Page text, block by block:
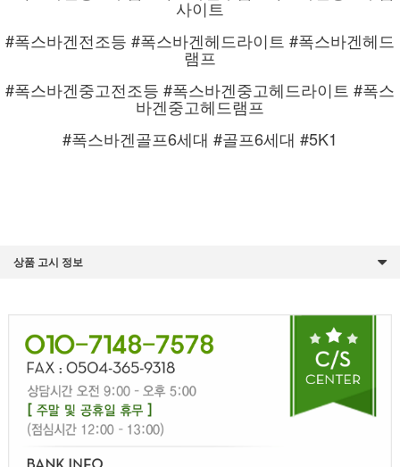
사이트
#폭스바겐전조등 #폭스바겐헤드라이트 #폭스바겐헤드
램프
#폭스바겐중고전조등 #폭스바겐중고헤드라이트 #폭스
바겐중고헤드램프
#폭스바겐골프6세대 #골프6세대 #5K1
상품 고시 정보